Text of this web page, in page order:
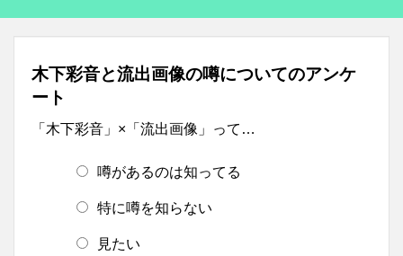
木下彩音と流出画像の噂についてのアンケ
ート
「木下彩音」×「流出画像」って…
噂があるのは知ってる
特に噂を知らない
見たい